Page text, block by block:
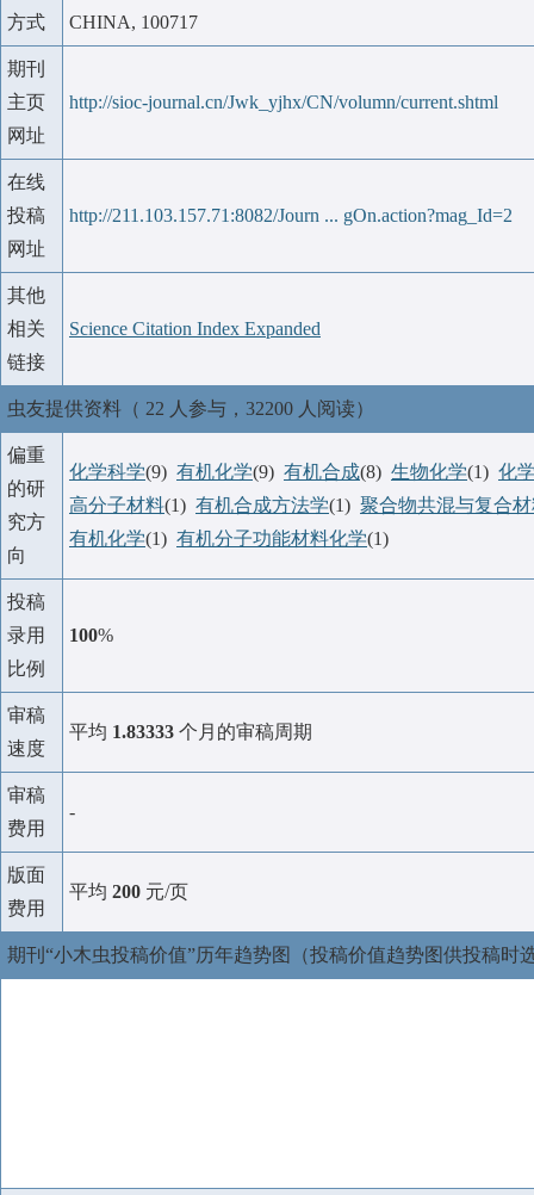
方式
CHINA, 100717
期刊
主页
网址
http://sioc-journal.cn/Jwk_yjhx/CN/volumn/current.shtml
在线
投稿
网址
http://211.103.157.71:8082/Journ ... gOn.action?mag_Id=2
其他
相关
链接
Science Citation Index Expanded
虫友提供资料（ 22 人参与，32200 人阅读）
偏重
的研
究方
向
化学科学(9) 有机化学(9) 有机合成(8) 生物化学(1) 化
高分子材料(1) 有机合成方法学(1) 聚合物共混与复合
有机化学(1) 有机分子功能材料化学(1)
投稿
录用
比例
100%
审稿
速度
平均 1.83333 个月的审稿周期
审稿
费用
-
版面
费用
平均 200 元/页
期刊“小木虫投稿价值”历年趋势图（投稿价值趋势图供投稿时